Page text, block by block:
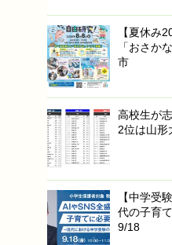
【夏休み
「おさか
市
高校生が
2位は山形
【中学受
代の子育
9/18